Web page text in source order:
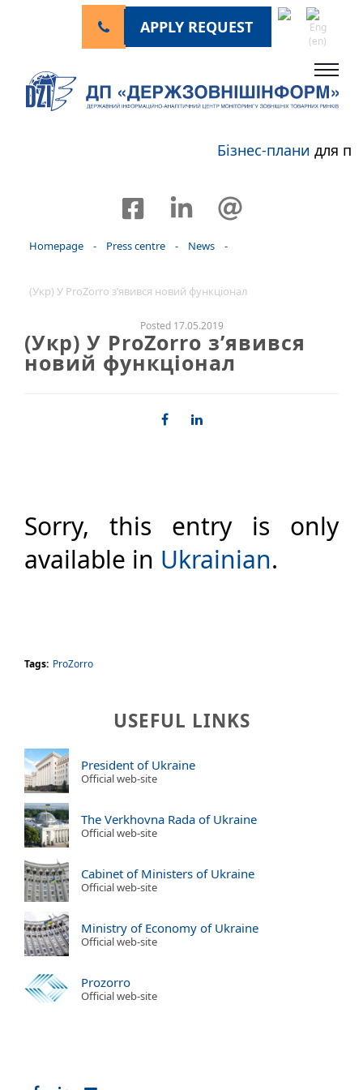
APPLY REQUEST
Бізнес-планидля
Homepage - Press centre - News -
(Укр) У ProZorro з’явився новий функціонал
Posted 17.05.2019
(Укр) У ProZorro з’явився
новий функціонал
Sorry, this entry is only
available in Ukrainian.
Tags: ProZorro
USEFUL LINKS
President of Ukraine
Official web-site
The Verkhovna Rada of Ukraine
Official web-site
Cabinet of Ministers of Ukraine
Official web-site
Ministry of Economy of Ukraine
Official web-site
Prozorro
Official web-site